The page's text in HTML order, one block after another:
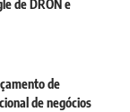
de DRON e
de
de negócios